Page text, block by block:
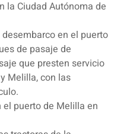
Ciudad Autónoma de
en el puerto
de pasaje de
que presten servicio
Melilla, con las
puerto de Melilla en